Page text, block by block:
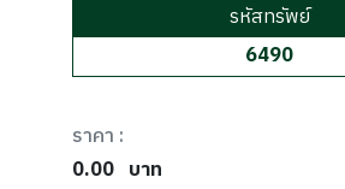
รหัสทรัพย์
6490
ราคา :
0.00 บาท